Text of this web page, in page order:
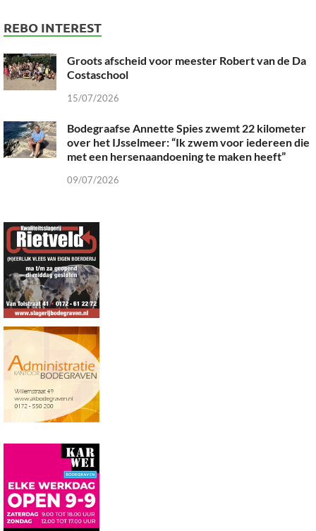
REBO INTEREST
Groots afscheid voor meester Robert van de Da
Costaschool
15/07/2026
Bodegraafse Annette Spies zwemt 22 kilometer
over het IJsselmeer: “Ik zwem voor iedereen die
met een hersenaandoening te maken heeft”
09/07/2026